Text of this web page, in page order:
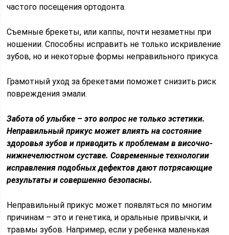
частого посещения ортодонта.
Съемные брекеты, или каппы, почти незаметны при
ношении. Способны исправить не только искривление
зубов, но и некоторые формы неправильного прикуса.
Грамотный уход за брекетами поможет снизить риск
повреждения эмали.
Забота об улыбке – это вопрос не только эстетики.
Неправильный прикус может влиять на состояние
здоровья зубов и приводить к проблемам в височно-
нижнечелюстном суставе. Современные технологии
исправления подобных дефектов дают потрясающие
результаты и совершенно безопасны.
Неправильный прикус может появляться по многим
причинам – это и генетика, и оральные привычки, и
травмы зубов. Например, если у ребенка маленькая